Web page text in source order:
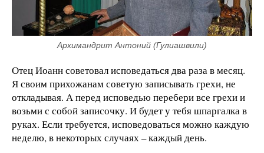
Архимандрит Антоний (Гулиашвили)
Отец Иоанн советовал исповедаться два раза в месяц.
Я своим прихожанам советую записывать грехи, не
откладывая. А перед исповедью перебери все грехи и
возьми с собой записочку. И будет у тебя шпаргалка в
руках. Если требуется, исповедоваться можно каждую
неделю, в некоторых случаях – каждый день.